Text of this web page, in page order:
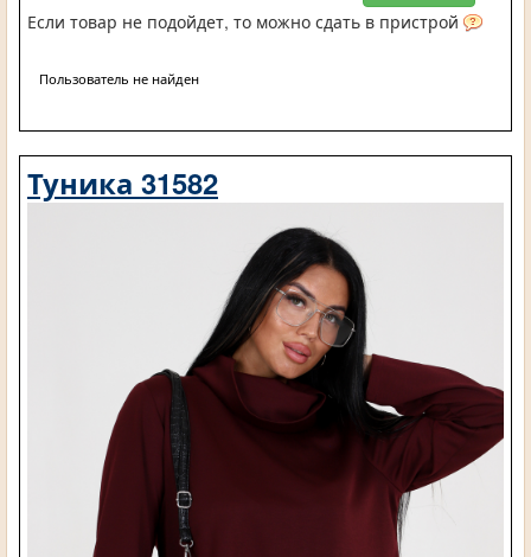
Если товар не подойдет, то можно сдать в пристрой
Пользователь не найден
Туника 31582